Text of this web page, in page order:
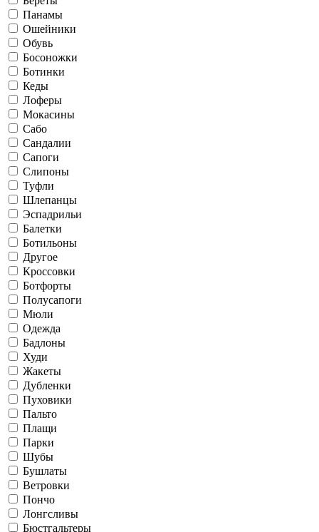
Панамы
Ошейники
Обувь
Босоножки
Ботинки
Кеды
Лоферы
Мокасины
Сабо
Сандалии
Сапоги
Слипоны
Туфли
Шлепанцы
Эспадрильи
Балетки
Ботильоны
Другое
Кроссовки
Ботфорты
Полусапоги
Мюли
Одежда
Бадлоны
Худи
Жакеты
Дубленки
Пуховики
Пальто
Плащи
Парки
Шубы
Бушлаты
Ветровки
Пончо
Лонгсливы
Бюстгальтеры